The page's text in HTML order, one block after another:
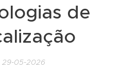
de
29-05-2026